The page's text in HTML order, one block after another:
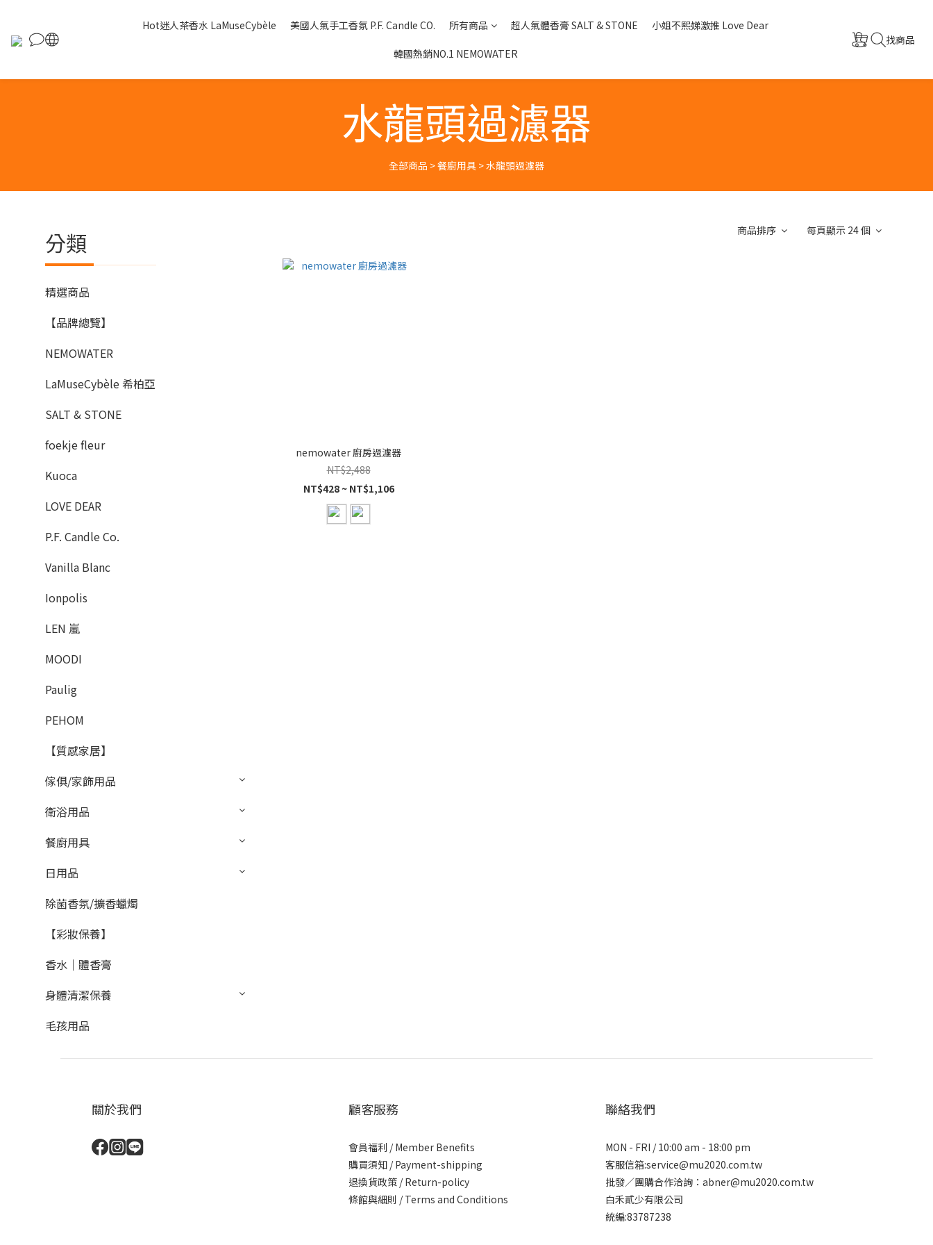
Hot迷人茶香水 LaMuseCybèle 美國人氣手工香氛 P.F. Candle CO. 所有商品 超人氣體香膏 SALT & STONE 小姐不熙娣激推 Love Dear
韓國熱銷NO.1 NEMOWATER
找商品
水龍頭過濾器
全部商品 >餐廚用具>水龍頭過濾器
分類
精選商品
【品牌總覽】
NEMOWATER
LaMuseCybèle 希柏亞
SALT & STONE
foekje fleur
Kuoca
LOVE DEAR
P.F. Candle Co.
Vanilla Blanc
Ionpolis
LEN 嵐
MOODI
Paulig
PEHOM
【質感家居】
傢俱/家飾用品
衛浴用品
餐廚用具
日用品
除菌香氛/擴香蠟燭
【彩妝保養】
香水｜體香膏
身體清潔保養
毛孩用品
商品排序 每頁顯示 24 個
nemowater 廚房過濾器
NT$2,488
NT$428 ~ NT$1,106
關於我們 顧客服務
會員福利 / Member Benefits
購買須知 /Payment-shipping
退換貨政策 / Return-policy
條館與細則 / Terms and Conditions
聯絡我們
MON - FRI / 10:00 am - 18:00 pm
客服信箱:service@mu2020.com.tw
批發／團購合作洽詢：abner@mu2020.com.tw
白禾貳少有限公司
統編:83787238